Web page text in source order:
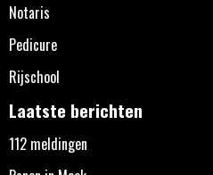
Notaris
Pedicure
Rijschool
Laatste berichten
112 meldingen